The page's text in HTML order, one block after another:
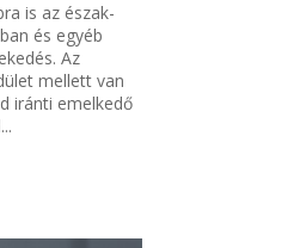
is az észak-
és egyéb
Az
mellett van
iránti emelkedő